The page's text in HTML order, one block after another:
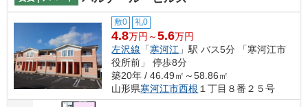
敷0 礼0
4.8万円～5.6万円
左沢線 「寒河江 」駅 バス5分 「寒河江市
役所前」 停歩8分
築20年 / 46.49㎡～58.86㎡
山形県寒河江市西根 １丁目８番２５号